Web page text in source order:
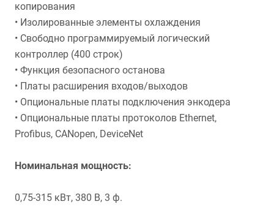
копирования
• Изолированные элементы охлаждения
• Свободно программируемый логический
контроллер (400 строк)
• Функция безопасного останова
• Платы расширения входов/выходов
• Опциональные платы подключения энкодера
• Опциональные платы протоколов Ethernet,
Profibus, CANopen, DeviceNet
Номинальная мощность:
0,75-315 кВт, 380 В, 3 ф.